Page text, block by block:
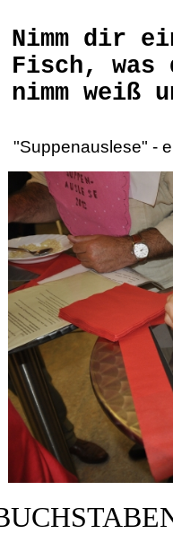
Nimm dir
weiß
"Suppenauslese" -